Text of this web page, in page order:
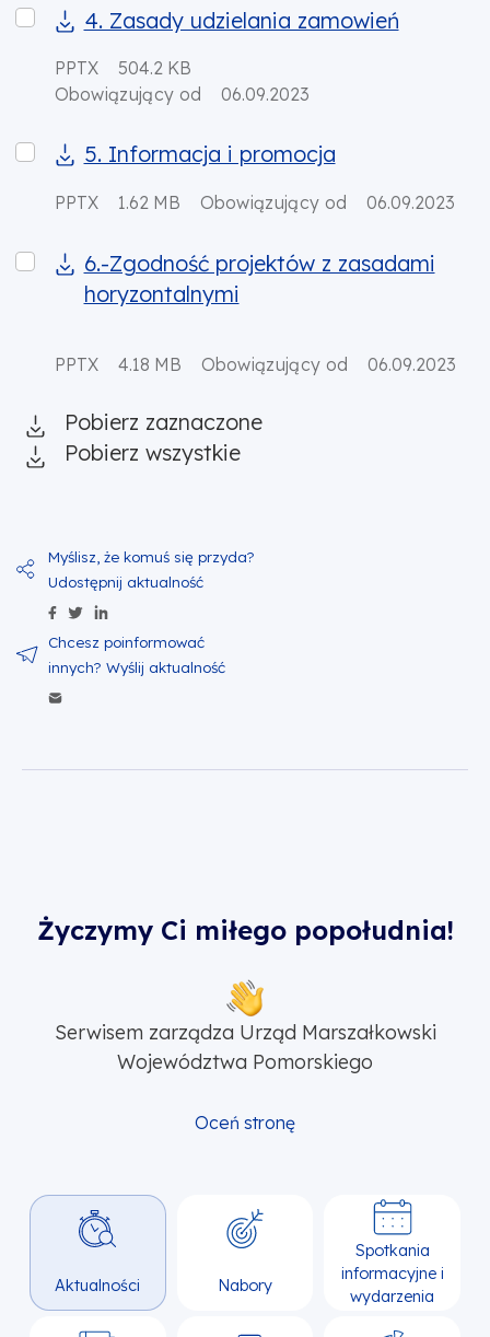
4. Zasady udzielania zamowień
4. Zasady udzielania zamowień
PPTX
504.2 KB
Obowiązujący od
06.09.2023
5. Informacja i promocja
5. Informacja i promocja
PPTX 1.62 MB Obowiązujący od 06.09.2023
6.-Zgodność projektów z zasadami horyzontalnymi
6.-Zgodność projektów z zasadami
horyzontalnymi
PPTX 4.18 MB Obowiązujący od 06.09.2023
Pobierz zaznaczone
Pobierz wszystkie
Udostępnij zawartość na Facebook
Udostępnij zawartość na Twitter
Życzymy Ci miłego popołudnia!
Serwisem zarządza Urząd Marszałkowski
Województwa Pomorskiego
Oceń stronę
Aktualności Nabory
Spotkania
informacyjne i
wydarzenia